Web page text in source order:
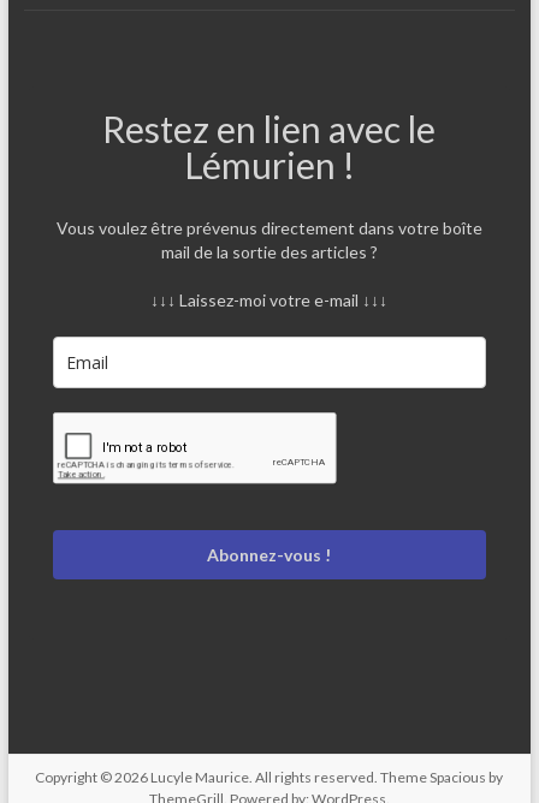
Restez en lien avec le
Lémurien !
Vous voulez être prévenus directement dans votre boîte
mail de la sortie des articles ?
↓↓↓ Laissez-moi votre e-mail ↓↓↓
Abonnez-vous !
Copyright © 2026 Lucyle Maurice . All rights reserved. ThemeSpacious by
ThemeGrill. Powered by: WordPress